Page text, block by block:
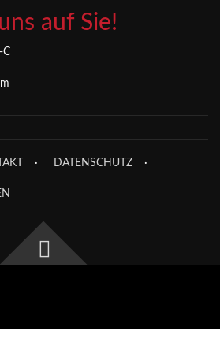
auf Sie!
C
DATENSCHUTZ